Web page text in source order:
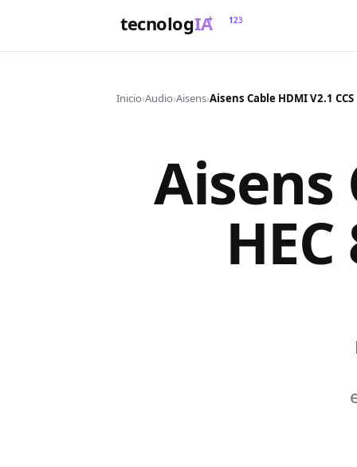
tecnologIA 123
Inicio›Audio›Aisens›
Aisens